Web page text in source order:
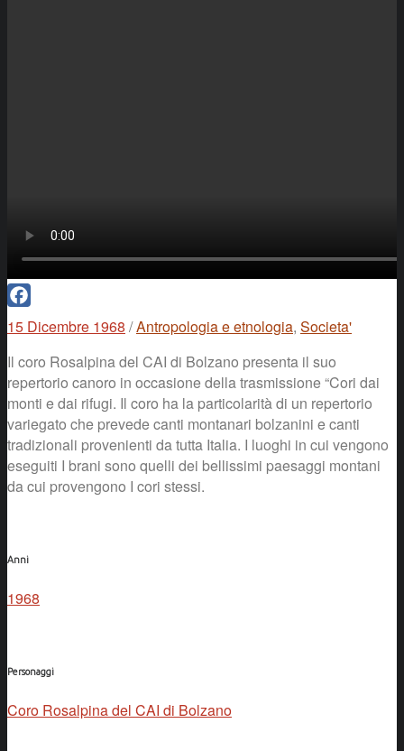
Facebook
15 Dicembre 1968 /Antropologia e etnologia, Societa'
Il coro Rosalpina del CAI di Bolzano presenta il suo
repertorio canoro in occasione della trasmissione “Cori dai
monti e dai rifugi. Il coro ha la particolarità di un repertorio
variegato che prevede canti montanari bolzanini e canti
tradizionali provenienti da tutta Italia. I luoghi in cui vengono
eseguiti I brani sono quelli dei bellissimi paesaggi montani
da cui provengono I cori stessi.
Anni
1968
Personaggi
Coro Rosalpina del CAI di Bolzano